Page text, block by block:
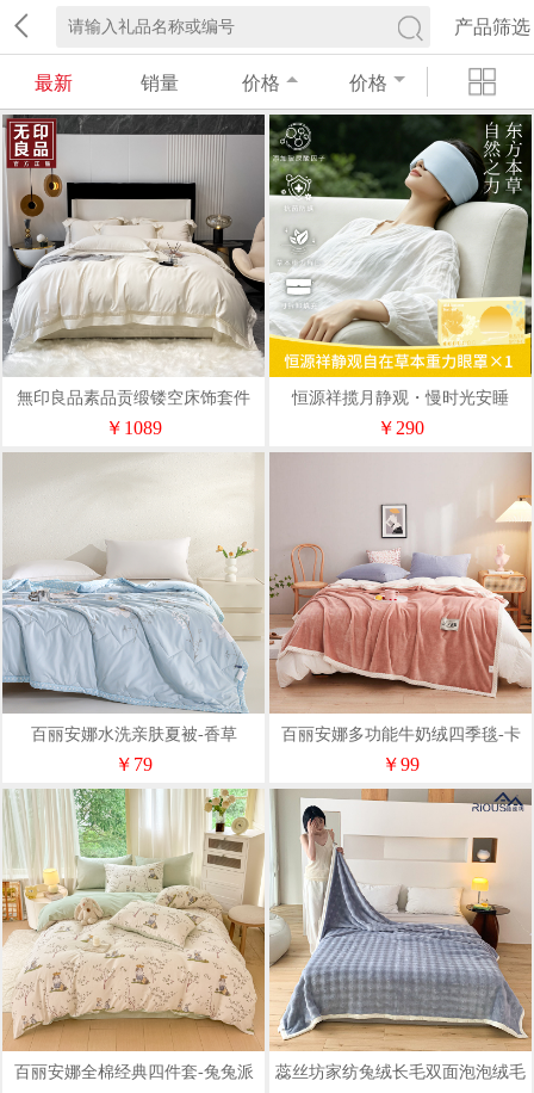
产品筛选
最新 销量 价格 价格
無印良品素品贡缎镂空床饰套件
WYLP-TJ5063
￥1089
恒源祥揽月静观・慢时光安睡
HYX329DZ
￥290
百丽安娜水洗亲肤夏被-香草
￥79
百丽安娜多功能牛奶绒四季毯-卡
其
￥99
百丽安娜全棉经典四件套-兔兔派
蕊丝坊家纺兔绒长毛双面泡泡绒毛